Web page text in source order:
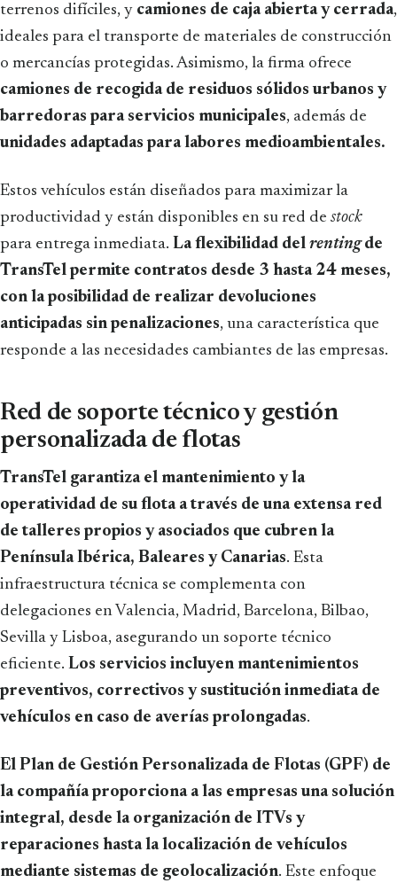
terrenos difíciles, y camiones de caja abierta y cerrada,
ideales para el transporte de materiales de construcción
o mercancías protegidas. Asimismo, la firma ofrece
camiones de recogida de residuos sólidos urbanos y
barredoras para servicios municipales, además de
unidades adaptadas para labores medioambientales.
Estos vehículos están diseñados para maximizar la
productividad y están disponibles en su red de stock
para entrega inmediata. La flexibilidad del rentingde
TransTel permite contratos desde 3 hasta 24 meses,
con la posibilidad de realizar devoluciones
anticipadas sin penalizaciones, una característica que
responde a las necesidades cambiantes de las empresas.
Red de soporte técnico y gestión
personalizada de flotas
TransTel garantiza el mantenimiento y la
operatividad de su flota a través de una extensa red
de talleres propios y asociados que cubren la
Península Ibérica, Baleares y Canarias. Esta
infraestructura técnica se complementa con
delegaciones en Valencia, Madrid, Barcelona, Bilbao,
Sevilla y Lisboa, asegurando un soporte técnico
eficiente. Los servicios incluyen mantenimientos
preventivos, correctivos y sustitución inmediata de
vehículos en caso de averías prolongadas.
El Plan de Gestión Personalizada de Flotas (GPF) de
la compañía proporciona a las empresas una solución
integral, desde la organización de ITVs y
reparaciones hasta la localización de vehículos
mediante sistemas de geolocalización. Este enfoque